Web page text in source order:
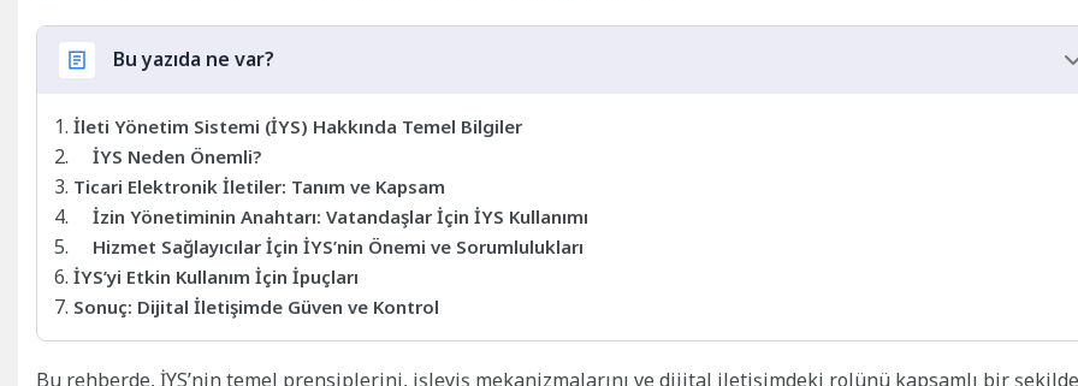
Bu yazıda ne var?
İleti Yönetim Sistemi (İYS) Hakkında Temel Bilgiler
İYS Neden Önemli?
Ticari Elektronik İletiler: Tanım ve Kapsam
İzin Yönetiminin Anahtarı: Vatandaşlar İçin İYS Kullanımı
Hizmet Sağlayıcılar İçin İYS’nin Önemi ve Sorumlulukları
İYS’yi Etkin Kullanım İçin İpuçları
Sonuç: Dijital İletişimde Güven ve Kontrol
Bu rehberde, İYS’nin temel prensiplerini, işleyiş mekanizmalarını ve dijital iletişimdeki rolünü kapsamlı bir şekilde